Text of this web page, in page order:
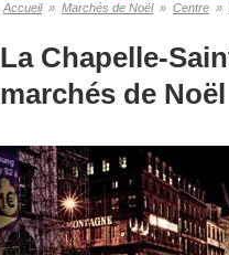
Accueil » Marchés de Noël » Centre »
La Chapelle-
marchés de